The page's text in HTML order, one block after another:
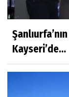
Kayseri’de...